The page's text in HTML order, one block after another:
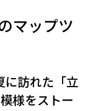
マップツ
に訪れた「立
様をストー